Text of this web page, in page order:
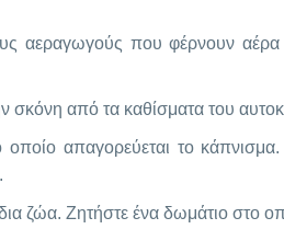
αεραγωγούς που φέρνουν
σκόνη από τα καθίσματα του
απαγορεύεται το
ζώα. Ζητήστε ένα δωμάτιο στο